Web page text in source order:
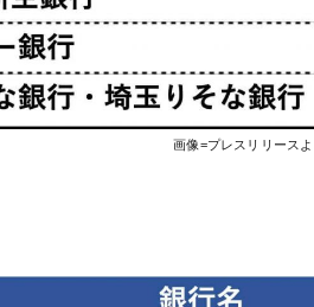
画像=プレスリリースよ